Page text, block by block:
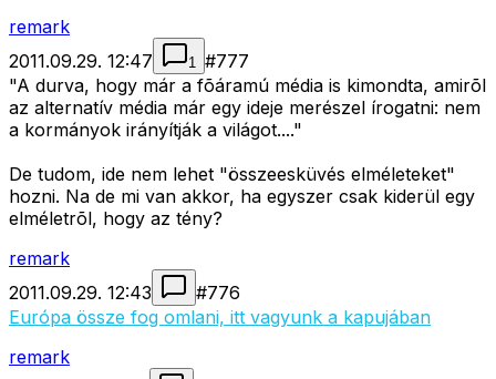
remark
2011.09.29. 12:47
1 #777
"A durva, hogy már a fõáramú média is kimondta, amirõl
az alternatív média már egy ideje merészel írogatni: nem
a kormányok irányítják a világot...."
De tudom, ide nem lehet "összeesküvés elméleteket"
hozni. Na de mi van akkor, ha egyszer csak kiderül egy
elméletrõl, hogy az tény?
remark
2011.09.29. 12:43
#776
Európa össze fog omlani, itt vagyunk a kapujában
remark